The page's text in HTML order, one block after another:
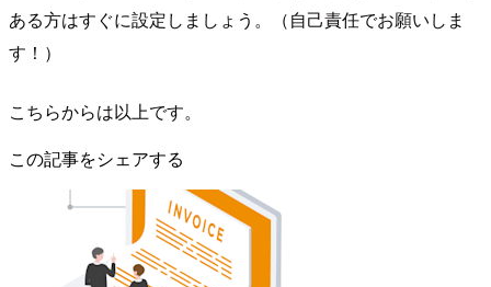
ある方はすぐに設定しましょう。（自己責任でお願いしま
す！）
こちらからは以上です。
この記事をシェアする